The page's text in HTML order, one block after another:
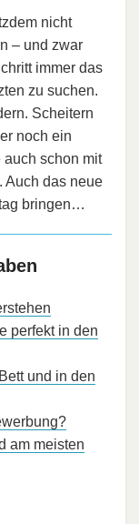
nicht
– und zwar
immer das
zu suchen.
Scheitern
noch ein
auch schon mit
Auch das neue
bringen…
perfekt in den
und in den
am meisten